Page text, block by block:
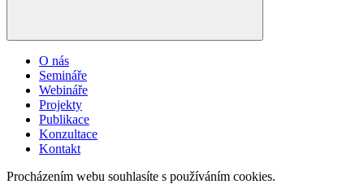
O nás
Semináře
Webináře
Projekty
Publikace
Konzultace
Kontakt
Procházením webu souhlasíte s používáním cookies.